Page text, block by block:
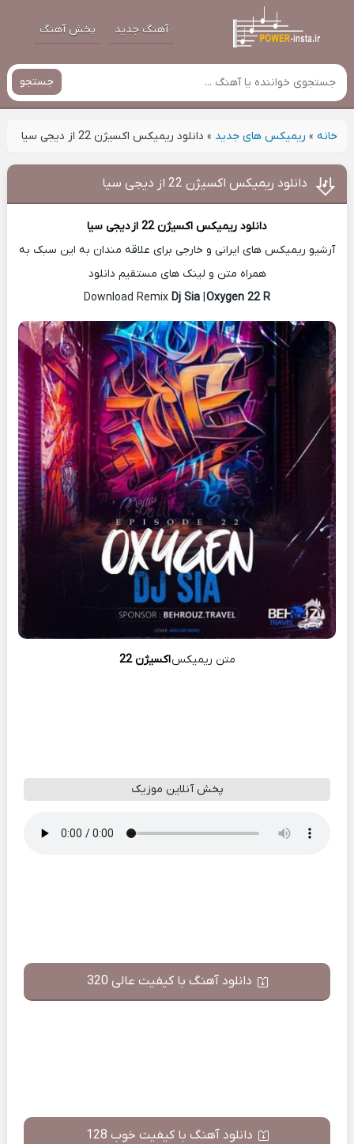
آهنگ جدید پخش آهنگ
جستجو
خانه» ریمیکس های جدید » دانلود ریمیکس اکسیژن 22 از دیجی سیا
دانلود ریمیکس اکسیژن 22 از دیجی سیا
دانلود ریمیکس اکسیژن 22 از
دیجی سیا
آرشیو ریمیکس های ایرانی و خارجی برای علاقه مندان به این سبک به
همراه متن و لینک های مستقیم دانلود
Download Remix
Dj Sia|Oxygen 22 R
متن ریمیکساکسیژن 22
پخش آنلاین موزیک
دانلود آهنگ با کیفیت عالی 320
دانلود آهنگ با کیفیت خوب 128